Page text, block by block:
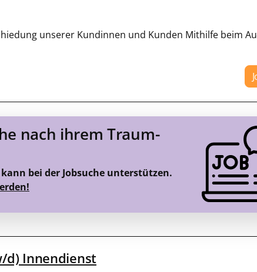
unserer Kundinnen und Kunden Mithilfe beim
nach ihrem Traum-
bei der Jobsuche unterstützen.
d) Innendienst